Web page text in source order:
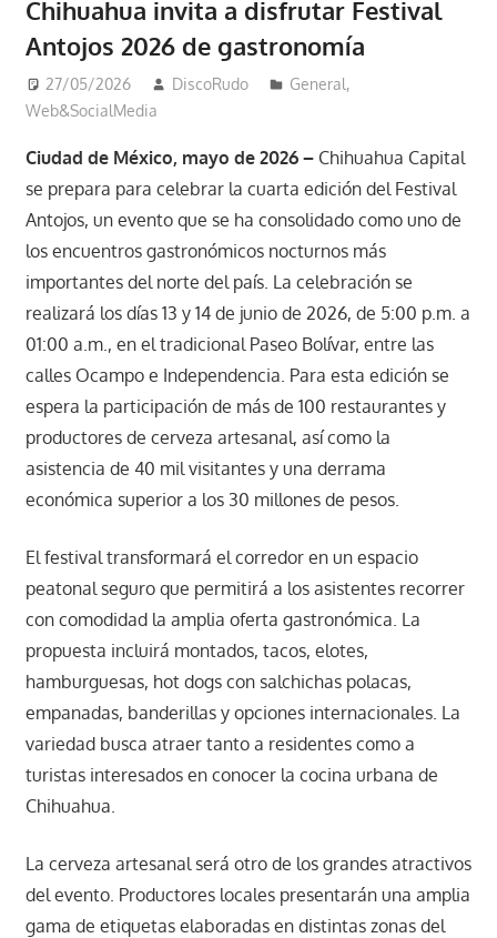
Chihuahua invita a disfrutar Festival
Antojos 2026 de gastronomía
27/05/2026 DiscoRudo General,
Web&SocialMedia
Ciudad de México, mayo de 2026 –Chihuahua Capital
se prepara para celebrar la cuarta edición del Festival
Antojos, un evento que se ha consolidado como uno de
los encuentros gastronómicos nocturnos más
importantes del norte del país. La celebración se
realizará los días 13 y 14 de junio de 2026, de 5:00 p.m. a
01:00 a.m., en el tradicional Paseo Bolívar, entre las
calles Ocampo e Independencia. Para esta edición se
espera la participación de más de 100 restaurantes y
productores de cerveza artesanal, así como la
asistencia de 40 mil visitantes y una derrama
económica superior a los 30 millones de pesos.
El festival transformará el corredor en un espacio
peatonal seguro que permitirá a los asistentes recorrer
con comodidad la amplia oferta gastronómica. La
propuesta incluirá montados, tacos, elotes,
hamburguesas, hot dogs con salchichas polacas,
empanadas, banderillas y opciones internacionales. La
variedad busca atraer tanto a residentes como a
turistas interesados en conocer la cocina urbana de
Chihuahua.
La cerveza artesanal será otro de los grandes atractivos
del evento. Productores locales presentarán una amplia
gama de etiquetas elaboradas en distintas zonas del